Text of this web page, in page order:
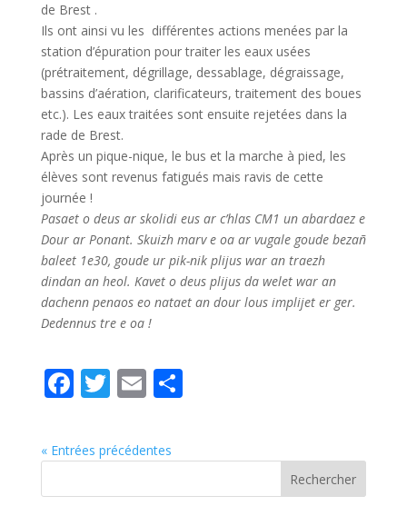
de Brest .
Ils ont ainsi vu les différentes actions menées par la
station d’épuration pour traiter les eaux usées
(prétraitement, dégrillage, dessablage, dégraissage,
bassins d’aération, clarificateurs, traitement des boues
etc.). Les eaux traitées sont ensuite rejetées dans la
rade de Brest.
Après un pique-nique, le bus et la marche à pied, les
élèves sont revenus fatigués mais ravis de cette
journée !
Pasaet o deus ar skolidi eus ar c’hlas CM1 un abardaez e
Dour ar Ponant. Skuizh marv e oa ar vugale goude bezañ
baleet 1e30, goude ur pik-nik plijus war an traezh
dindan an heol. Kavet o deus plijus da welet war an
dachenn penaos eo nataet an dour lous implijet er ger.
Dedennus tre e oa !
F
e
b
T
itt
er
E
ai
l
P
g
« Entrées précédentes